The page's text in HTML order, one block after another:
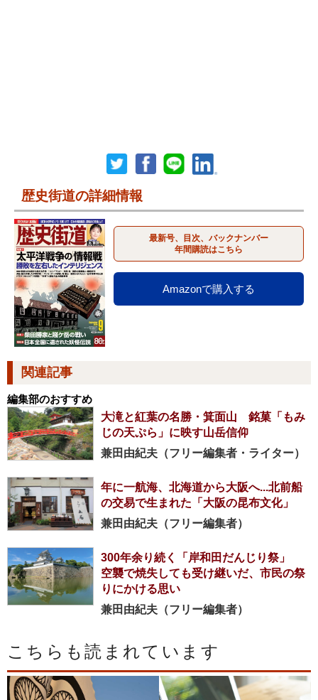
歴史街道の詳細情報
最新号、目次、バックナンバー
年間購読はこちら
Amazonで購入する
関連記事
編集部のおすすめ
大滝と紅葉の名勝・箕面山 銘菓「もみ
じの天ぷら」に映す山岳信仰
兼田由紀夫（フリー編集者・ライター）
年に一航海、北海道から大阪へ...北前船
の交易で生まれた「大阪の昆布文化」
兼田由紀夫（フリー編集者）
300年余り続く「岸和田だんじり祭」
空襲で焼失しても受け継いだ、市民の祭
りにかける思い
兼田由紀夫（フリー編集者）
こちらも読まれています